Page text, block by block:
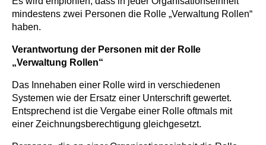
mindestens zwei Personen die Rolle „Verwaltung Rollen“
haben.
Verantwortung der Personen mit der Rolle
„Verwaltung Rollen“
Das Innehaben einer Rolle wird in verschiedenen
Systemen wie der Ersatz einer Unterschrift gewertet.
Entsprechend ist die Vergabe einer Rolle oftmals mit
einer Zeichnungsberechtigung gleichgesetzt.